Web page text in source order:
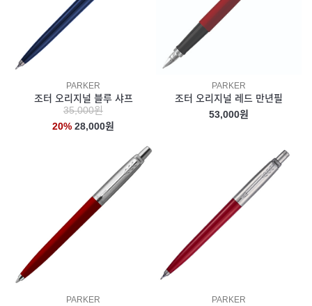
PARKER
조터 오리지널 블루 샤프
35,000원
20% 28,000원
PARKER
조터 오리지널 레드 만년필
53,000원
PARKER PARKER